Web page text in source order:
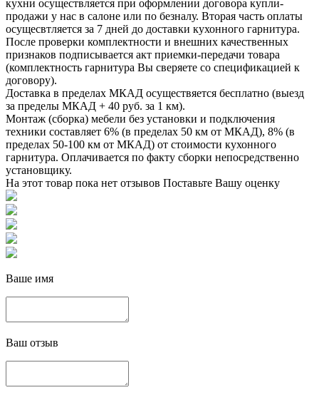
кухни осуществляется при оформлении договора купли-
продажи у нас в салоне или по безналу. Вторая часть оплаты
осущесвтляется за 7 дней до доставки кухонного гарнитура.
После проверки комплектности и внешних качественных
признаков подписывается акт приемки-передачи товара
(комплектность гарнитура Вы сверяете со спецификацией к
договору).
Доставка в пределах МКАД осуществяется бесплатно (выезд
за пределы МКАД + 40 руб. за 1 км).
Монтаж (сборка) мебели без установки и подключения
техники составляет 6% (в пределах 50 км от МКАД), 8% (в
пределах 50-100 км от МКАД) от стоимости кухонного
гарнитура. Оплачивается по факту сборки непосредственно
установщику.
На этот товар пока нет отзывов Поставьте Вашу оценку
Ваше имя
Ваш отзыв